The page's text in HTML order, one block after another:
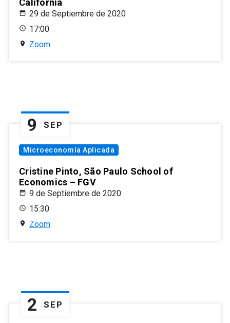
California
29 de Septiembre de 2020
17:00
Zoom
9 SEP
Microeconomía Aplicada
Cristine Pinto, São Paulo School of
Economics – FGV
9 de Septiembre de 2020
15:30
Zoom
2 SEP